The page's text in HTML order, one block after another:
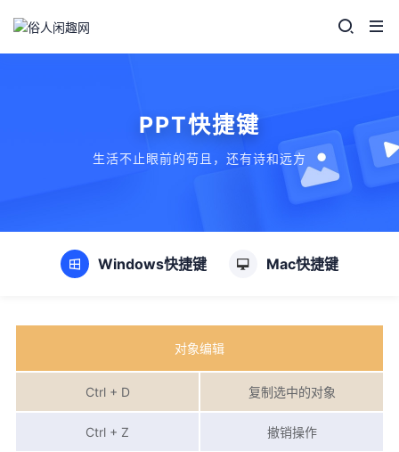
PPT快捷键
生活不止眼前的苟且，还有诗和远方
Windows快捷键 Mac快捷键
对象编辑
Ctrl + D 复制选中的对象
Ctrl + Z 撤销操作